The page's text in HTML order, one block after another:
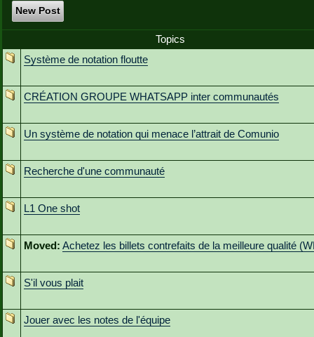
New Post
Topics
Système de notation floutte
CRÉATION GROUPE WHATSAPP inter communautés
Un système de notation qui menace l’attrait de Comunio
Recherche d'une communauté
L1 One shot
Moved: Achetez les billets contrefaits de la meilleure qualité
S'il vous plait
Jouer avec les notes de l'équipe